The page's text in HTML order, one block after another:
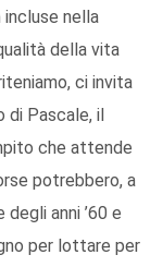
nella
della vita
ci invita
Pascale, il
che attende
potrebbero, a
anni ’60 e
per lottare per